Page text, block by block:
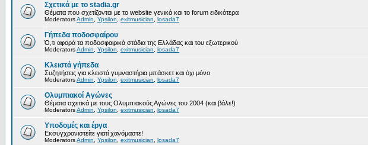
Σχετικά με το stadia.gr
Θέματα που σχετίζονται με το website γενικά και το forum ειδικότερα
ModeratorsAdmin Ypsilon exitmusician losada7
Γήπεδα ποδοσφαίρου
Ό,τι αφορά τα ποδοσφαιρικά στάδια της Ελλάδας και του εξωτερικού
ModeratorsAdmin Ypsilon exitmusician losada7
Κλειστά γήπεδα
Συζητήσεις για κλειστά γυμναστήρια μπάσκετ και όχι μόνο
ModeratorsAdmin Ypsilon exitmusician losada7
Ολυμπιακοί Αγώνες
Θέματα σχετικά με τους Ολυμπιακούς Αγώνες του 2004 (και βάλε!)
ModeratorsAdmin Ypsilon exitmusician losada7
Υποδομές και έργα
Εκσυγχρονιστείτε γιατί χανόμαστε!
ModeratorsAdmin Ypsilon exitmusician losada7